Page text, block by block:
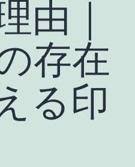
由｜
存在
る印